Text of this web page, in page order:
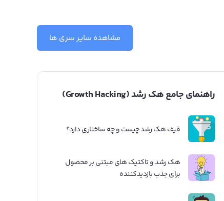
مشاهده سایر سری ها
راهنمای جامع هک رشد (Growth Hacking)
قیف هک رشد چیست و چه ساختاری دارد؟
هک رشد و تاکتیک های مبتنی بر محصول
برای جذب بازدیدکننده‌